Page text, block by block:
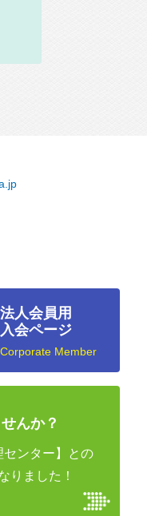
法人会員用
入会ページ
Corporate Member
んか？
ンター】との
りました！